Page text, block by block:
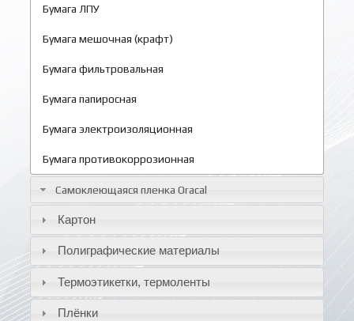
Бумага ЛПУ
Бумага мешочная (крафт)
Бумага фильтровальная
Бумага папиросная
Бумага электроизоляционная
Бумага противокоррозионная
Самоклеющаяся пленка Oracal
Картон
Полиграфические материалы
Термоэтикетки, термоленты
Плёнки